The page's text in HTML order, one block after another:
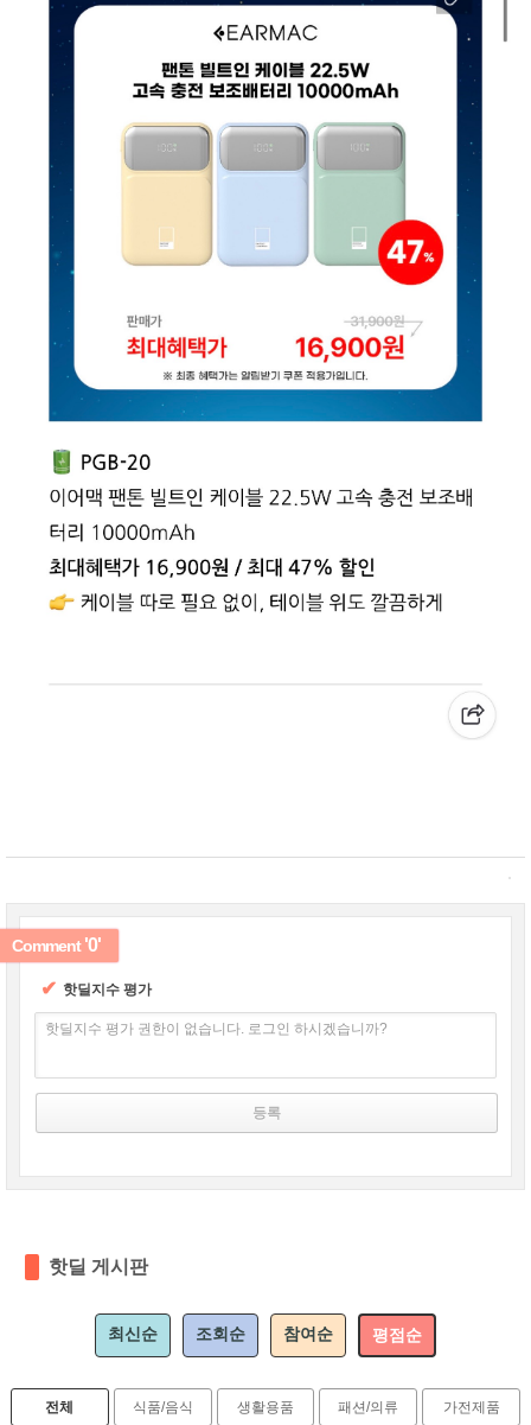
✔ 핫딜지수 평가
핫딜지수 평가 권한이 없습니다. 로그인 하시겠습니까?
Comment'0'
핫딜 게시판
최신순 조회순 참여순 평점순
전체 식품/음식 생활용품 패션/의류 가전제품